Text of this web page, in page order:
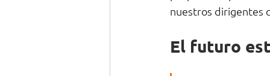
nuestros dirigentes
El futuro